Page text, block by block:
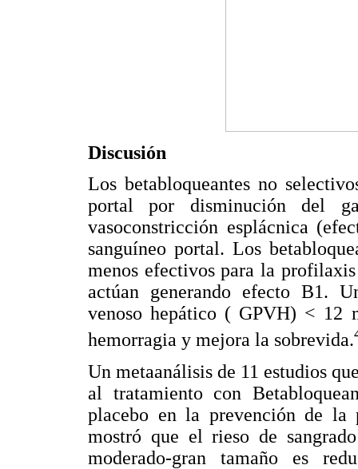
Discusión
Los betabloqueantes no
portal por disminución del
vasoconstricción esplácnica
sanguíneo portal. Los
menos efectivos para la
actúan generando efecto B1.
venoso hepático ( GPVH) < 12
hemorragia y mejora la sobrevida.
Un metaanálisis de 11 estudios
al tratamiento con
placebo en la prevención de la
mostró que el rieso de
moderado-gran tamaño es